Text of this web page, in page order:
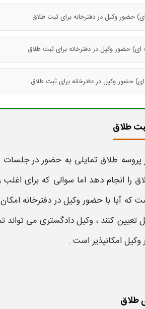
طلاق
طلاق تمایلی به حضور در جلسات
را انجام دهد اما سوالی که برای
که آیا باحضور وکیل در دفترخانه
تعیین کنند ، وکیل دادگستری می
وکیلامکانپذیر است .
طلاق